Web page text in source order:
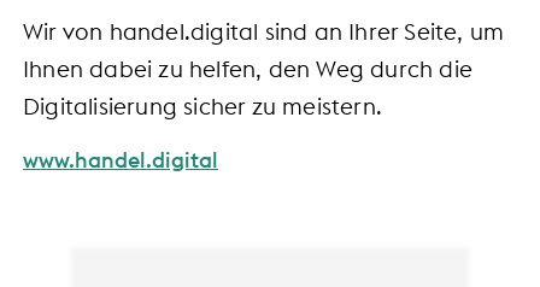
Wir von handel.digital sind an Ihrer Seite, um
Ihnen dabei zu helfen, den Weg durch die
Digitalisierung sicher zu meistern.
www.handel.digital